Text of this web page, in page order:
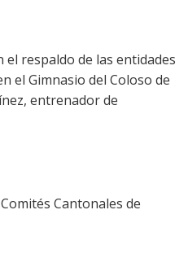
respaldo de las entidades
el Gimnasio del Coloso de
entrenador de
Cantonales de